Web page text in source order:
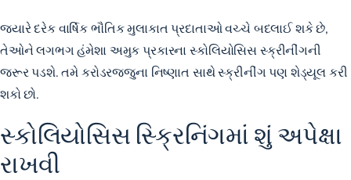
જ્યારે દરેક વાર્ષિક ભૌતિક મુલાકાત પ્રદાતાઓ વચ્ચે બદલાઈ શકે છે,
તેઓને લગભગ હંમેશા અમુક પ્રકારના સ્કોલિયોસિસ સ્ક્રીનીંગની
જરૂર પડશે. તમે કરોડરજ્જુના નિષ્ણાત સાથે સ્ક્રીનીંગ પણ શેડ્યૂલ કરી
શકો છો.
સ્કોલિયોસિસ સ્ક્રિનિંગમાં શું અપેક્ષા
રાખવી